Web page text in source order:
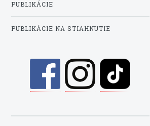
PUBLIKÁCIE
PUBLIKÁCIE NA STIAHNUTIE